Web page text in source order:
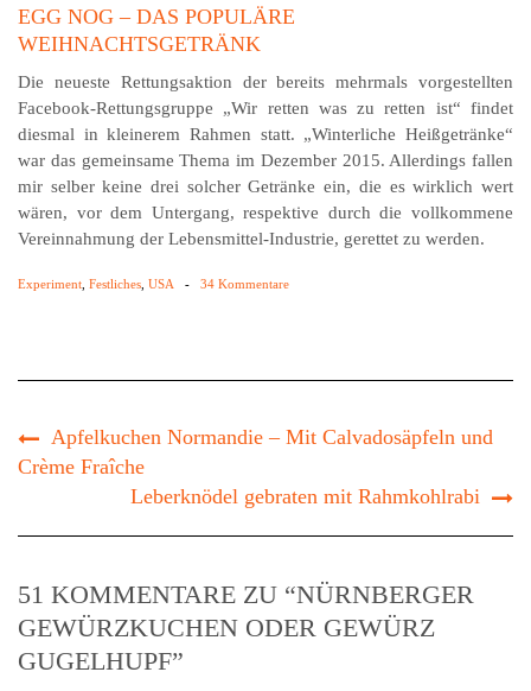
EGG NOG – DAS POPULÄRE
WEIHNACHTSGETRÄNK
Die neueste Rettungsaktion der bereits mehrmals vorgestellten
Facebook-Rettungsgruppe „Wir retten was zu retten ist“ findet
diesmal in kleinerem Rahmen statt. „Winterliche Heißgetränke“
war das gemeinsame Thema im Dezember 2015. Allerdings fallen
mir selber keine drei solcher Getränke ein, die es wirklich wert
wären, vor dem Untergang, respektive durch die vollkommene
Vereinnahmung der Lebensmittel-Industrie, gerettet zu werden.
Experiment Festliches USA - 34 Kommentare
Apfelkuchen Normandie – Mit Calvadosäpfeln und
Crème Fraîche
Leberknödel gebraten mit Rahmkohlrabi
51 KOMMENTARE ZU “NÜRNBERGER
GEWÜRZKUCHEN ODER GEWÜRZ
GUGELHUPF”